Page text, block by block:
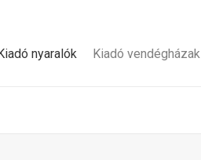
nyaralók Kiadó vendégházak